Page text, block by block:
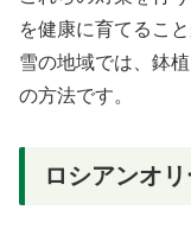
を健康に育てるこ
雪の地域では、鉢
の方法です。
ロシアンオ